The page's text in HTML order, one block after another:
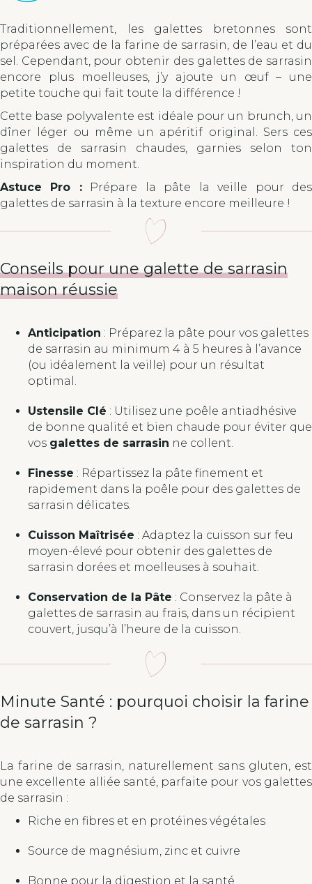
Traditionnellement, les galettes bretonnes sont
préparées avec de la farine de sarrasin, de l’eau et du
sel. Cependant, pour obtenir des galettes de sarrasin
encore plus moelleuses, j’y ajoute un œuf – une
petite touche qui fait toute la différence !
Cette base polyvalente est idéale pour un brunch, un
dîner léger ou même un apéritif original. Sers ces
galettes de sarrasin chaudes, garnies selon ton
inspiration du moment.
Astuce Pro :Prépare la pâte la veille pour des
galettes de sarrasin à la texture encore meilleure !
Conseils pour une galette de sarrasin
maison réussie
Anticipation : Préparez la pâte pour vos galettes
de sarrasin au minimum 4 à 5 heures à l’avance
(ou idéalement la veille) pour un résultat
optimal.
Ustensile Clé : Utilisez une poêle antiadhésive
de bonne qualité et bien chaude pour éviter que
vos galettes de sarrasin ne collent.
Finesse : Répartissez la pâte finement et
rapidement dans la poêle pour des galettes de
sarrasin délicates.
Cuisson Maîtrisée : Adaptez la cuisson sur feu
moyen-élevé pour obtenir des galettes de
sarrasin dorées et moelleuses à souhait.
Conservation de la Pâte : Conservez la pâte à
galettes de sarrasin au frais, dans un récipient
couvert, jusqu’à l’heure de la cuisson.
Minute Santé : pourquoi choisir la farine
de sarrasin ?
La farine de sarrasin, naturellement sans gluten, est
une excellente alliée santé, parfaite pour vos galettes
de sarrasin :
Riche en fibres et en protéines végétales
Source de magnésium, zinc et cuivre
Bonne pour la digestion et la santé